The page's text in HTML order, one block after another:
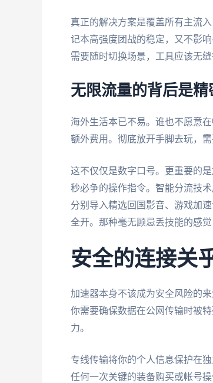
真正的解决方案是覆盖所有主流
记本高强度团战的稳定，又不影
需要随时切换场景，工具应该无
无限流量的背后是
海外生活本已不易。谁也不愿意
额外费用。彻底放开手脚去玩，
这不仅仅是数字口号。更重要的
秒必争的操作指令。智能分流技
分别导入精选回国影音、游戏加
全开。那种毫无顾忌丢技能的感觉
安全的连接关
加速器本身不该成为安全风险的
你需要确保数据在公网传输时被
力。
专线传输将你的个人信息保护在
任何一次关键的装备购买或帐号